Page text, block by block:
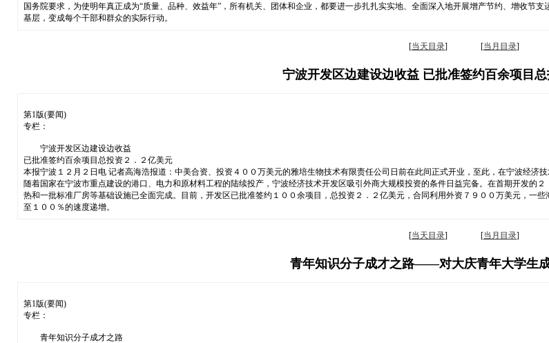
国务院要求，为使明年真正成为“质量、品种、效益年”，所有机关、团体和企业，都要进一步扎扎实实地、全面深入地开展增产节约、增收节
基层，变成每个干部和群众的实际行动。
[当天目录] [当月目录]
宁波开发区边建设边收益 已批准签约百余项目
第1版(要闻)
专栏：
宁波开发区边建设边收益
已批准签约百余项目总投资２．２亿美元
本报宁波１２月２日电 记者高海浩报道：中美合资、投资４００万美元的雅培生物技术有限责任公司日前在此间正式开业，至此，在宁波经济
随着国家在宁波市重点建设的港口、电力和原材料工程的陆续投产，宁波经济技术开发区吸引外商大规模投资的条件日益完备。在首期开发的
热和一批标准厂房等基础设施已全面完成。目前，开发区已批准签约１００余项目，总投资２．２亿美元，合同利用外资７９００万美元，一
至１００％的速度递增。
[当天目录] [当月目录]
青年知识分子成才之路——对大庆青年大学生
第1版(要闻)
专栏：
青年知识分子成才之路